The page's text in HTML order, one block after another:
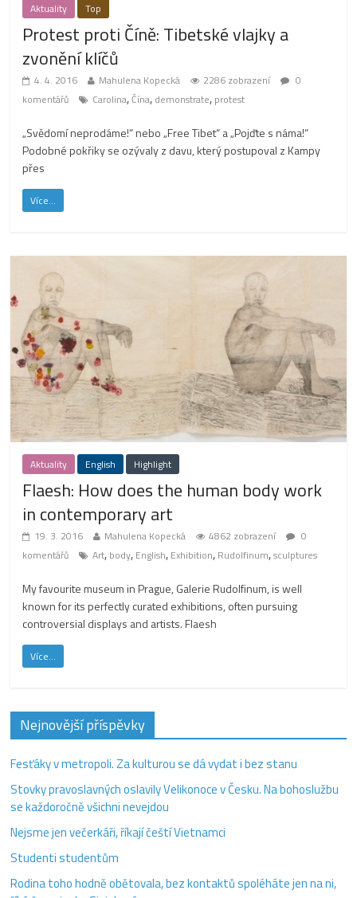
Aktuality Top
Protest proti Číně: Tibetské vlajky a
zvonění klíčů
4. 4. 2016 Mahulena Kopecká 2286 zobrazení
0
komentářů
Carolina,Čína, demonstrate, protest
„Svědomí neprodáme!“ nebo „Free Tibet“ a „Pojďte s náma!“
Podobné pokřiky se ozývaly z davu, který postupoval z Kampy
přes
Více...
Aktuality English Highlight
Flaesh: How does the human body work
in contemporary art
19. 3. 2016 Mahulena Kopecká 4862 zobrazení
0
komentářů
Art, body, English, Exhibition, Rudolfinum,sculptures
My favourite museum in Prague, Galerie Rudolfinum, is well
known for its perfectly curated exhibitions, often pursuing
controversial displays and artists. Flaesh
Více...
Nejnovější příspěvky
Fesťáky v metropoli. Za kulturou se dá vydat i bez stanu
Stovky pravoslavných oslavily Velikonoce v Česku. Na bohoslužbu
se každoročně všichni nevejdou
Nejsme jen večerkáři, říkají čeští Vietnamci
Studenti studentům
Rodina toho hodně obětovala, bez kontaktů spoléháte jen na ni,